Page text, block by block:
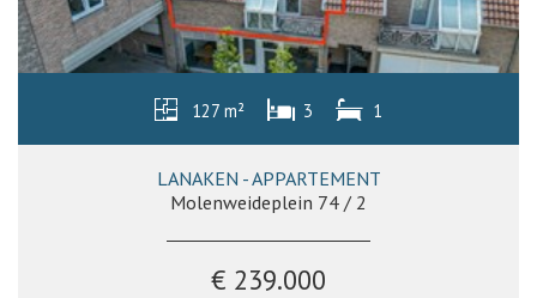
127 m² 3 1
LANAKEN - APPARTEMENT
Molenweideplein 74 / 2
€ 239.000